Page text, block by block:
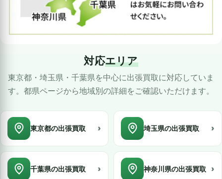
対応エリア
東京都・埼玉県・千葉県を中心に出張買取に対応していま
す。都県ページから地域別の詳細をご確認いただけます。
東京都の出張買取 › 埼玉県の出張買取 ›
千葉県の出張買取 › 神奈川県の出張買取 ›